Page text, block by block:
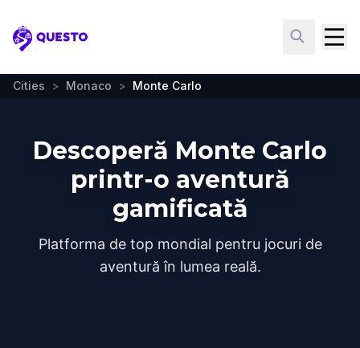
Questo
Cities > Monaco > Monte Carlo
Descoperă Monte Carlo
printr-o aventură
gamificată
Platforma de top mondial pentru jocuri de
aventură în lumea reală.